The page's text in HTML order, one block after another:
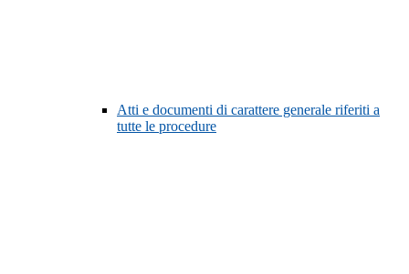
Atti e documenti di carattere generale riferiti a
tutte le procedure